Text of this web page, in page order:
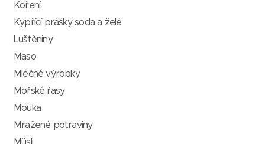
Koření
Kypřící prášky, soda a želé
Luštěniny
Maso
Mléčné výrobky
Mořské řasy
Mouka
Mražené potraviny